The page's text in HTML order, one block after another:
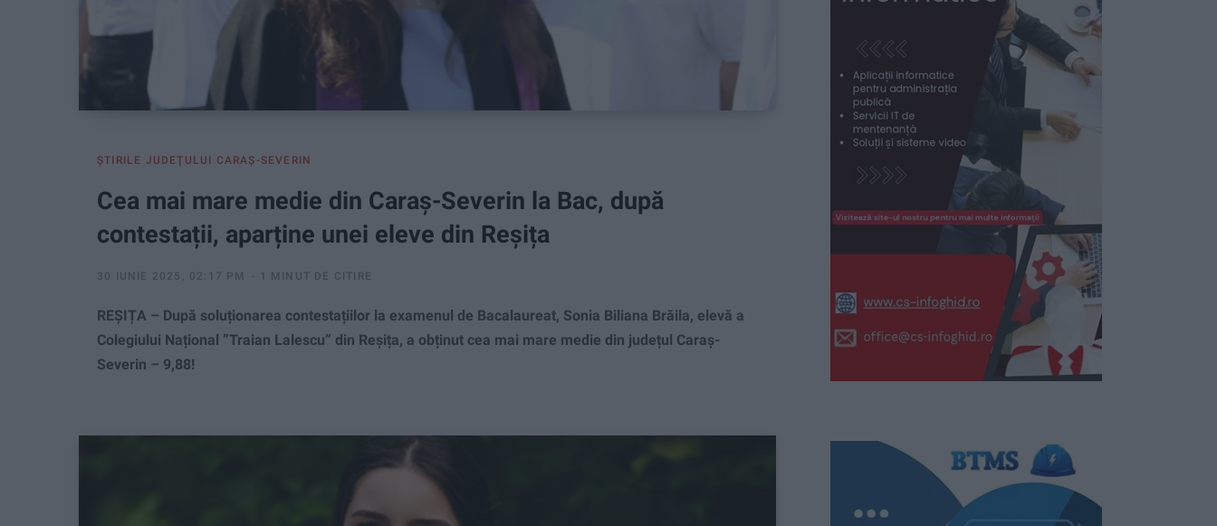
ŞTIRILE JUDEŢULUI CARAŞ-SEVERIN
Cea mai mare medie din Caraș-Severin la Bac, după
contestații, aparține unei eleve din Reșița
30 IUNIE 2025, 02:17 PM 1 MINUT DE CITIRE
REȘIȚA – După soluționarea contestațiilor la examenul de Bacalaureat, Sonia Biliana Brăila, elevă a
Colegiului Național ”Traian Lalescu” din Reșița, a obținut cea mai mare medie din județul Caraș-
Severin – 9,88!